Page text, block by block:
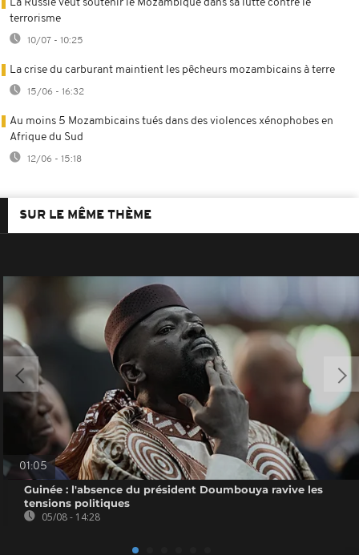
La Russie veut soutenir le Mozambique dans sa lutte contre le
terrorisme
10/07 - 10:25
La crise du carburant maintient les pêcheurs mozambicains à terre
15/06 - 16:32
Au moins 5 Mozambicains tués dans des violences xénophobes en
Afrique du Sud
12/06 - 15:18
SUR LE MÊME THÈME
01:05
Guinée : l'absence du président Doumbouya ravive les
tensions politiques
05/08 - 14:28